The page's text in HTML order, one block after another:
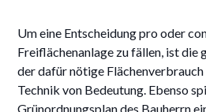
Um eine Entscheidung pro oder
Freiflächenanlage zu fällen, ist die
der dafür nötige
Technik von Bedeutung. Ebenso
Grünordnungsplan des Bauherrn